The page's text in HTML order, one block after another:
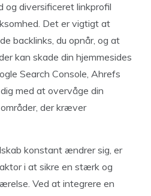
og diversificeret linkprofil
Det er vigtigt at
backlinks, du opnår, og at
kan skade din hjemmesides
Search Console, Ahrefs
med at overvåge din
der kræver
konstant ændrer sig, er
i at sikre en stærk og
Ved at integrere en